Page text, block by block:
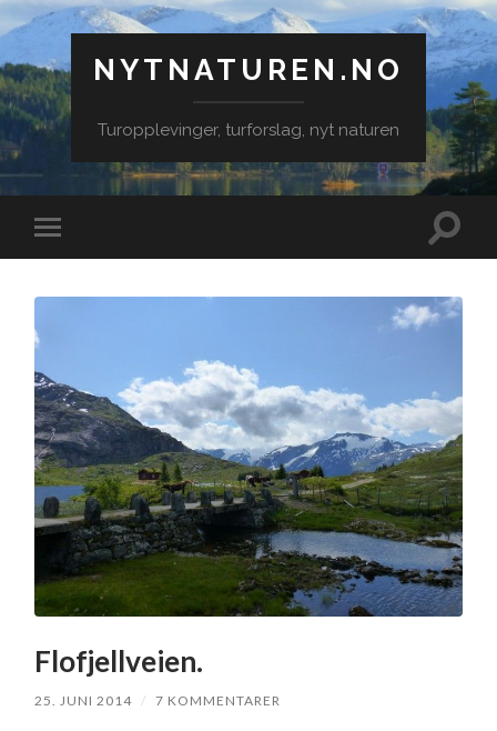
NYTNATUREN.NO
Turopplevinger, turforslag, nyt naturen
Veksle
mobilmeny
Veksle
Flofjellveien.
25. JUNI 2014 / 7 KOMMENTARER